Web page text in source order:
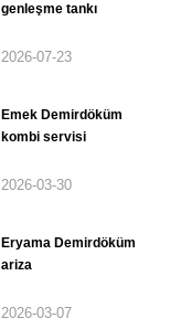
genleşme tankı
2026-07-23
Emek Demirdöküm
kombi servisi
2026-03-30
Eryama Demirdöküm
ariza
2026-03-07